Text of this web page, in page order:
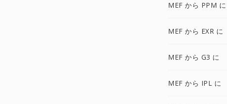
MEF から PPM に
MEF から EXR に
MEF から G3 に
MEF から IPL に